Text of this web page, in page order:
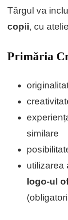
Târgul va
copii, cu
Primăria
similare
utilizarea
logo-ul